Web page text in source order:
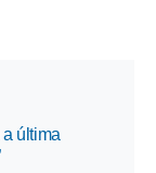
última